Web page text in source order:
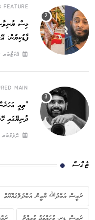
FEATURE
މިސް
ފާޑުކިޔުން:
އޮކްޓޯބަރ 30, 2024
MAIN
”ތިއީ
ދުނިޔޭގައި
ނޮވެމްބަރ 3, 2025
ޓެގްސް
ރައީސް އަބްދުﷲ ޔާމީން އަބްދުލްގައްޔޫމް
ރައީސް ޑރ. މުހައްމަދު މުއިއްޒު